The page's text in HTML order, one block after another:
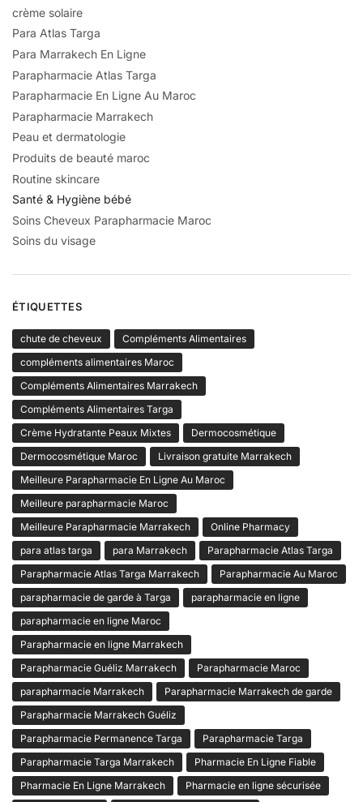
crème solaire
Para Atlas Targa
Para Marrakech En Ligne
Parapharmacie Atlas Targa
Parapharmacie En Ligne Au Maroc
Parapharmacie Marrakech
Peau et dermatologie
Produits de beauté maroc
Routine skincare
Santé & Hygiène bébé
Soins Cheveux Parapharmacie Maroc
Soins du visage
ÉTIQUETTES
chute de cheveux
Compléments Alimentaires
compléments alimentaires Maroc
Compléments Alimentaires Marrakech
Compléments Alimentaires Targa
Crème Hydratante Peaux Mixtes
Dermocosmétique
Dermocosmétique Maroc
Livraison gratuite Marrakech
Meilleure Parapharmacie En Ligne Au Maroc
Meilleure parapharmacie Maroc
Meilleure Parapharmacie Marrakech
Online Pharmacy
para atlas targa
para Marrakech
Parapharmacie Atlas Targa
Parapharmacie Atlas Targa Marrakech
Parapharmacie Au Maroc
parapharmacie de garde à Targa
parapharmacie en ligne
parapharmacie en ligne Maroc
Parapharmacie en ligne Marrakech
Parapharmacie Guéliz Marrakech
Parapharmacie Maroc
parapharmacie Marrakech
Parapharmacie Marrakech de garde
Parapharmacie Marrakech Guéliz
Parapharmacie Permanence Targa
Parapharmacie Targa
Parapharmacie Targa Marrakech
Pharmacie En Ligne Fiable
Pharmacie En Ligne Marrakech
Pharmacie en ligne sécurisée